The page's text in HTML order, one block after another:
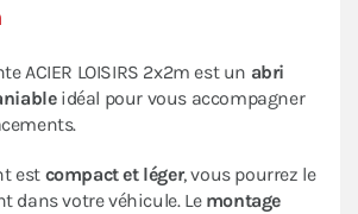
ACIER LOISIRS 2x2m est un abri
idéal pour vous accompagner
est compact et léger, vous pourrez le
dans votre véhicule. Le montage